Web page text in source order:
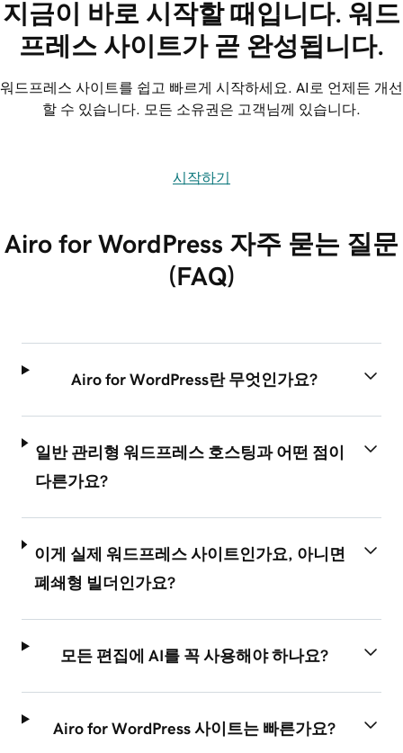
지금이 바로 시작할 때입니다. 워드
프레스 사이트가 곧 완성됩니다.
워드프레스 사이트를 쉽고 빠르게 시작하세요. AI로 언제든 개선
할 수 있습니다. 모든 소유권은 고객님께 있습니다.
시작하기
Airo for WordPress 자주 묻는 질문
(FAQ)
Airo for WordPress란 무엇인가요?
일반 관리형 워드프레스 호스팅과 어떤 점이
다른가요?
이게 실제 워드프레스 사이트인가요, 아니면
폐쇄형 빌더인가요?
모든 편집에 AI를 꼭 사용해야 하나요?
Airo for WordPress 사이트는 빠른가요?